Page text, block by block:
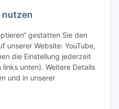
nutzen
gestatten Sie den
unserer Website: YouTube,
die Einstellung jederzeit
unten). Weitere Details
und in unserer